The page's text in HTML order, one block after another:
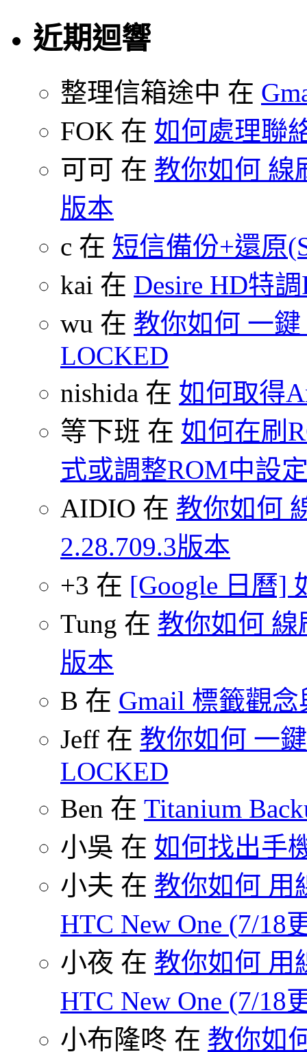
近期迴響
整理信箱途中 在
FOK 在 如何處理聯
可可 在 教你如何 線
版本
c 在 短信備份+還原
kai 在 Desire HD特
wu 在 教你如何 一
LOCKED
nishida 在 如何取得
等下班 在 如何在刷
式或調整ROM中設
AIDIO 在 教你如何
2.28.709.3版本
+3 在 [Google 日曆]
Tung 在 教你如何 線
版本
B 在 Gmail 標籤觀
Jeff 在 教你如何 一
LOCKED
Ben 在 Titanium
小吳 在 如何找出手
小夫 在 教你如何 用
HTC New One (7/18
小夜 在 教你如何 用
HTC New One (7/18
小布隆咚 在 教你如